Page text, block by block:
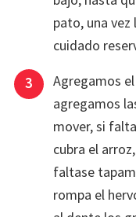
pato, una
cuidado
Agregamos
agregamos
mover, si
cubra el
faltase
rompa el